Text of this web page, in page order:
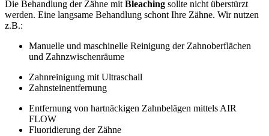
Die Behandlung der Zähne mit Bleaching sollte nicht überstürzt
werden. Eine langsame Behandlung schont Ihre Zähne. Wir nutzen
z.B.:
Manuelle und maschinelle Reinigung der Zahnoberflächen
und Zahnzwischenräume
Zahnreinigung mit Ultraschall
Zahnsteinentfernung
Entfernung von hartnäckigen Zahnbelägen mittels AIR
FLOW
Fluoridierung der Zähne